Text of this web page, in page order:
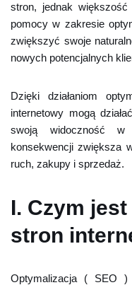
stron, jednak
pomocy w zakresie
zwiększyć swoje
nowych potencjalnych
Dzięki działaniom
internetowy mogą
swoją widoczność
konsekwencji zwiększa
ruch, zakupy i sprzedaż.
I. Czym
stron
Optymalizacja ( SEO )